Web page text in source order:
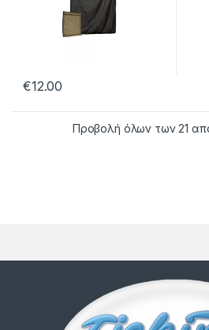
€12.00
Προβολή όλων των 21